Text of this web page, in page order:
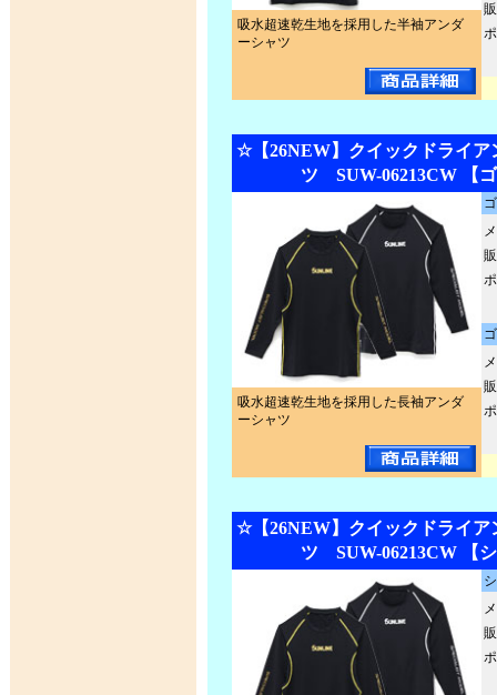
吸水超速乾生地を採用した半袖アンダ
ーシャツ
☆【26NEW】クイックドライア
ツ SUW-06213CW 【
吸水超速乾生地を採用した長袖アンダ
ーシャツ
☆【26NEW】クイックドライア
ツ SUW-06213CW 【